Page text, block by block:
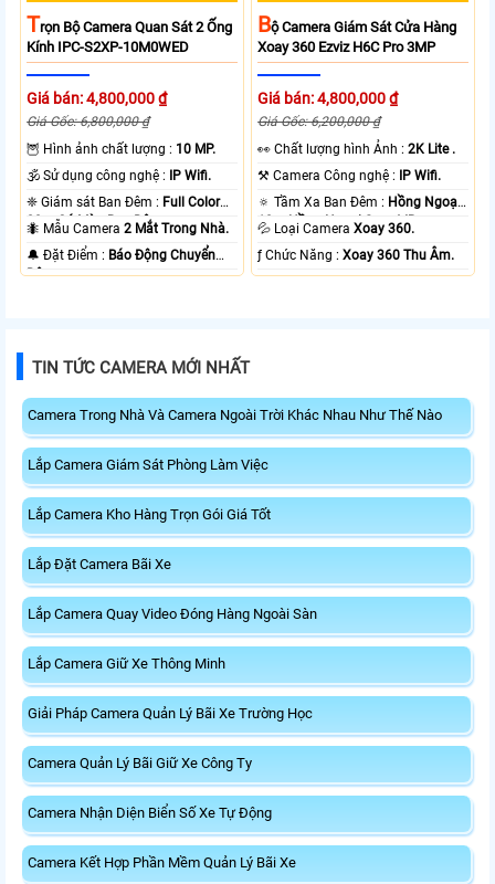
TRọn Bộ Camera Quan Sát 2 Ống
Kính IPC-S2XP-10M0WED
Giá bán: 4,800,000 ₫
Giá Gốc: 6,800,000 ₫
🦉 Hình ảnh chất lượng : 10 MP.
🕉️ Sử dụng công nghệ :
IP Wifi.
❈ Giám sát Ban Đêm : Full Color
20m Có Màu Ban Ðêm.
🐜 Mẫu Camera2 Mắt Trong Nhà.
️🔔 Đặt Điểm : Báo Động Chuyển
Động.
BỘ Camera Giám Sát Cửa Hàng
Xoay 360 Ezviz H6C Pro 3MP
Giá bán: 4,800,000 ₫
Giá Gốc: 6,200,000 ₫
️👀 Chất lượng hình Ảnh :2K Lite .
⚒ Camera Công nghệ :
IP Wifi.
🔅 Tầm Xa Ban Đêm : Hồng Ngoại
10m Hồng Ngoại Smart IR.
💦 Loại CameraXoay 360.
️ƒ Chức Năng :Xoay 360 Thu Âm.
TIN TỨC CAMERA MỚI NHẤT
Camera Trong Nhà Và Camera Ngoài Trời Khác Nhau Như Thế Nào
Lắp Camera Giám Sát Phòng Làm Việc
Lắp Camera Kho Hàng Trọn Gói Giá Tốt
Lắp Đặt Camera Bãi Xe
Lắp Camera Quay Video Đóng Hàng Ngoài Sàn
Lắp Camera Giữ Xe Thông Minh
Giải Pháp Camera Quản Lý Bãi Xe Trường Học
Camera Quản Lý Bãi Giữ Xe Công Ty
Camera Nhận Diện Biển Số Xe Tự Động
Camera Kết Hợp Phần Mềm Quản Lý Bãi Xe